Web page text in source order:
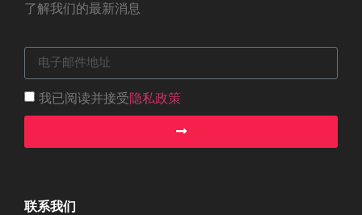
了解我们的最新消息
我已阅读并接受隐私政策
联系我们